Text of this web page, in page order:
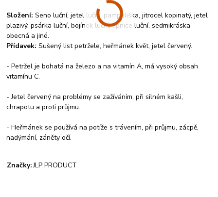
Složení: Seno luční, jetel luční, pampeliška, jitrocel kopinatý, jetel
plazivý, psárka luční, bojínek luční, lipnice luční, sedmikráska
obecná a jiné.
Přídavek: Sušený list petržele, heřmánek květ, jetel červený.
- Petržel je bohatá na železo a na vitamín A, má vysoký obsah
vitamínu C.
- Jetel červený na problémy se zažíváním, při silném kašli,
chrapotu a proti průjmu.
- Heřmánek se používá na potíže s trávením, při průjmu, zácpě,
nadýmání, záněty očí.
Značky:JLP PRODUCT